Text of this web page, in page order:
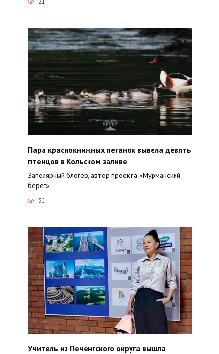
21
Пара краснокнижных пеганок вывела девять
птенцов в Кольском заливе
Заполярный блогер, автор проекта «Мурманский
берег»
35
Учитель из Печенгского округа вышла